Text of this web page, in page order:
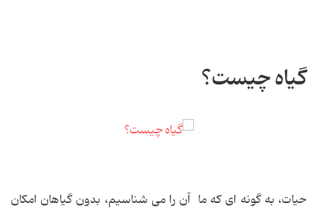
گیاه چیست؟
حیات، به گونه ای که ما آن را می شناسیم، بدون گیاهان امکان